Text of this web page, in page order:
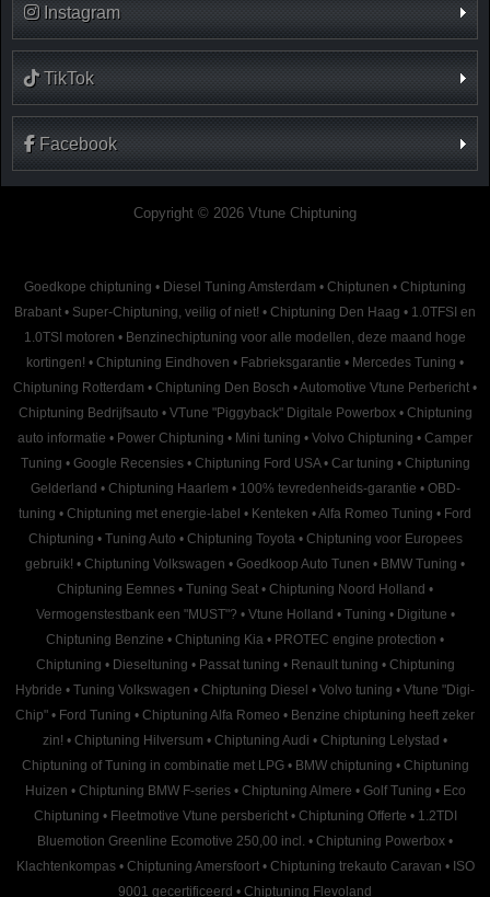
Instagram
TikTok
Facebook
Copyright © 2026 Vtune Chiptuning
Goedkope chiptuning • Diesel Tuning Amsterdam • Chiptunen • Chiptuning
Brabant • Super-Chiptuning, veilig of niet! • Chiptuning Den Haag • 1.0TFSI en
1.0TSI motoren • Benzinechiptuning voor alle modellen, deze maand hoge
kortingen! • Chiptuning Eindhoven • Fabrieksgarantie • Mercedes Tuning •
Chiptuning Rotterdam • Chiptuning Den Bosch •Automotive Vtune Perbericht •
Chiptuning Bedrijfsauto • VTune "Piggyback" Digitale Powerbox • Chiptuning
auto informatie • Power Chiptuning • Mini tuning • Volvo Chiptuning • Camper
Tuning • Google Recensies • Chiptuning Ford USA • Car tuning • Chiptuning
Gelderland • Chiptuning Haarlem • 100% tevredenheids-garantie • OBD-
tuning • Chiptuning met energie-label • Kenteken •Alfa Romeo Tuning • Ford
Chiptuning • Tuning Auto • Chiptuning Toyota • Chiptuning voor Europees
gebruik! • Chiptuning Volkswagen • Goedkoop Auto Tunen • BMW Tuning •
Chiptuning Eemnes • Tuning Seat • Chiptuning Noord Holland •
Vermogenstestbank een "MUST"? • Vtune Holland • Tuning • Digitune •
Chiptuning Benzine • Chiptuning Kia • PROTEC engine protection •
Chiptuning • Dieseltuning • Passat tuning • Renault tuning • Chiptuning
Hybride • Tuning Volkswagen • Chiptuning Diesel • Volvo tuning • Vtune "Digi-
Chip" • Ford Tuning • Chiptuning Alfa Romeo • Benzine chiptuning heeft zeker
zin! • Chiptuning Hilversum • Chiptuning Audi • Chiptuning Lelystad •
Chiptuning of Tuning in combinatie met LPG • BMW chiptuning • Chiptuning
Huizen • Chiptuning BMW F-series • Chiptuning Almere • Golf Tuning • Eco
Chiptuning • Fleetmotive Vtune persbericht • Chiptuning Offerte • 1.2TDI
Bluemotion Greenline Ecomotive 250,00 incl. • Chiptuning Powerbox •
Klachtenkompas • Chiptuning Amersfoort • Chiptuning trekauto Caravan • ISO
9001 gecertificeerd • Chiptuning Flevoland